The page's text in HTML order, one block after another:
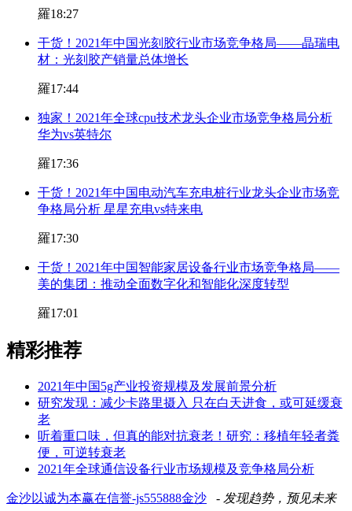
羅18:27
干货！2021年中国光刻胶行业市场竞争格局——晶瑞电
材：光刻胶产销量总体增长
羅17:44
独家！2021年全球cpu技术龙头企业市场竞争格局分析
华为vs英特尔
羅17:36
干货！2021年中国电动汽车充电桩行业龙头企业市场竞
争格局分析 星星充电vs特来电
羅17:30
干货！2021年中国智能家居设备行业市场竞争格局——
美的集团：推动全面数字化和智能化深度转型
羅17:01
精彩推荐
2021年中国5g产业投资规模及发展前景分析
研究发现：减少卡路里摄入 只在白天进食，或可延缓衰
老
听着重口味，但真的能对抗衰老！研究：移植年轻者粪
便，可逆转衰老
2021年全球通信设备行业市场规模及竞争格局分析
金沙以诚为本赢在信誉-js555888金沙 - 发现趋势，预见未来